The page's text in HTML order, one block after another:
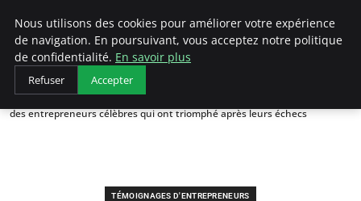
LECFCM
Accueil
Témoignages d'entrepreneurs
des entrepreneurs célèbres qui ont triomphé après leurs échecs
TÉMOIGNAGES D'ENTREPRENEURS
Nous utilisons des cookies pour améliorer votre expérience
de navigation. En poursuivant, vous acceptez notre politique
de confidentialité. En savoir plus
Refuser Accepter